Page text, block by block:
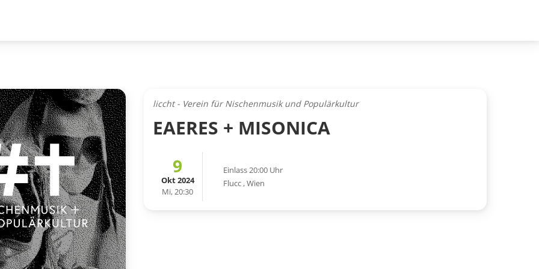
liccht - Verein für Nischenmusik und Populärkultur
EAERES + MISONICA
9
Okt 2024
Mi, 20:30
Einlass 20:00 Uhr
Flucc ,Wien